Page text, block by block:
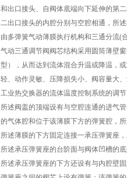
和出口接头、自阀体底端向下延伸的第
二出口接头的内腔分别与空腔相通，所
由多弹簧气动薄膜执行机构和三通分流(
气动三通调节阀阀芯结构采用圆筒薄壁
型），从而达到流体混合升温或降温，
轻、动作灵敏、压降损失小、阀容量大
工业热交换器的流体温度控制系统的调
所述阀盖的顶端设有与空腔连通的进气
的气体腔和位于该薄膜下方的弹簧腔，
所述薄膜的下方固定连接一承压弹簧座
所述承压弹簧座的台阶面与阀体凹槽的底
所述承压弹簧座的下方还设有与内腔壁